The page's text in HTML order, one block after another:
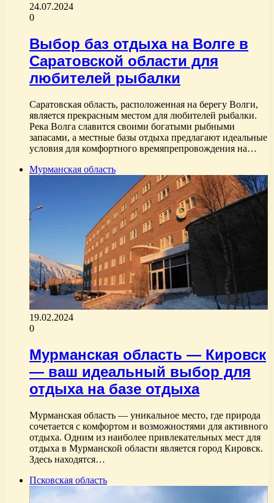
24.07.2024
0
Выбор баз отдыха на Волге в
Саратовской области для
любителей рыбалки
Саратовская область, расположенная на берегу Волги,
является прекрасным местом для любителей рыбалки.
Река Волга славится своими богатыми рыбными
запасами, а местные базы отдыха предлагают идеальные
условия для комфортного времяпрепровождения на…
Мурманская область
19.02.2024
0
Мурманская область — Кировск
— ваш идеальный выбор для
отдыха на базе отдыха
Мурманская область — уникальное место, где природа
сочетается с комфортом и возможностями для активного
отдыха. Одним из наиболее привлекательных мест для
отдыха в Мурманской области является город Кировск.
Здесь находятся…
Псковская область